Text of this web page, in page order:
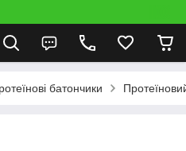
батончики